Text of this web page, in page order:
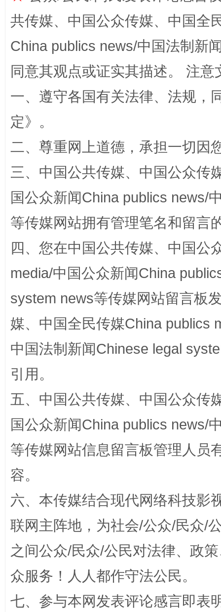
国家大学科技园优化重塑工作
扯下公款旅游的“隐身衣” 如何以
“蜀中异人”王建安的艺术幻境
共传媒、中国公众传媒、中国全
China publics news/中国法制新
同意其观点或证实其描述。 注
一、遵守各国有关法律、法规，
定》。
二、尊重网上道德，承担一切因
三、中国公共传媒、中国公众传
国公众新闻China publics news/
等传媒网站拥有管理笔名和留言
四、您在中国公共传媒、中国公
media/中国公众新闻China
system news等传媒网站留言板
媒、中国全民传媒China publics
中国法制新闻Chinese legal
引用。
五、中国公共传媒、中国公众传
国公众新闻China publics news/
等传媒网站信息留言板管理人员
容。
六、本传媒结合现代网络科技影
联网主阵地，为社会/公众/民众/
之间公众/民众/公民对法律、政
众服务！人人都作守法公民。
七、参与本网发表评论感言即表